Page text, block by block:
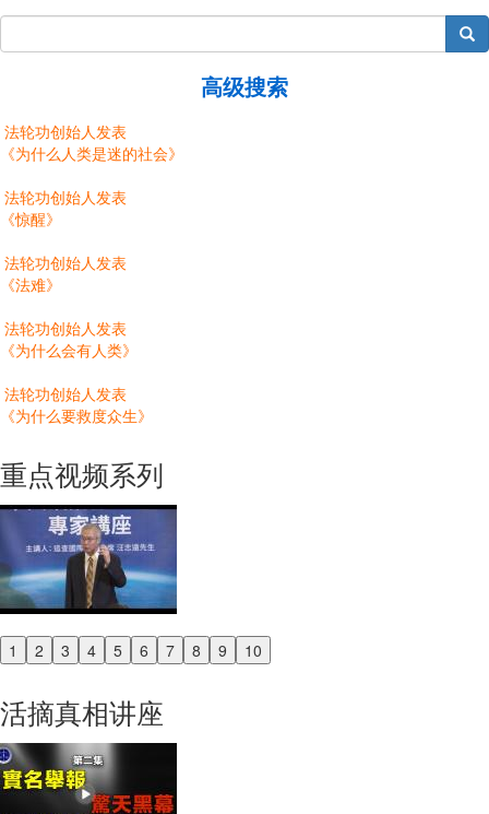
搜索
高级搜索
法轮功创始人发表
《为什么人类是迷的社会》
法轮功创始人发表
《惊醒》
法轮功创始人发表
《法难》
法轮功创始人发表
《为什么会有人类》
法轮功创始人发表
《为什么要救度众生》
重点视频系列
1 2 3 4 5 6 7 8 9 10
Previous
活摘真相讲座